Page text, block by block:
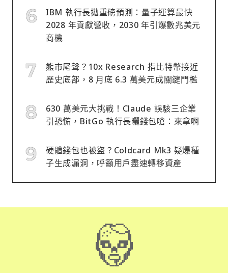
IBM 執行長拋重磅預測：量子運算最快
2028 年貢獻營收，2030 年引爆數兆美元
商機
熊市尾聲？10x Research 指比特幣接近
歷史底部，8 月底 6.3 萬美元成關鍵門檻
630 萬美元大挑戰！Claude 誤駭三企業
引恐慌，BitGo 執行長曬錢包嗆：來拿啊
硬體錢包也被盜？Coldcard Mk3 疑爆種
子生成漏洞，呼籲用戶盡速轉移資產